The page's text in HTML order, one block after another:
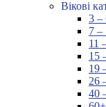
Вікові
3 –
7 –
11
15
19
26
40